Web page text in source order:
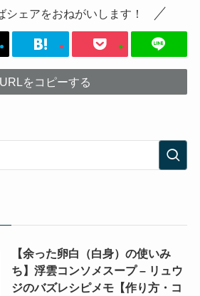
シェアをおねがいします！
URLをコピーする
【余った卵白（白身）の使いみ
ち】浮雲コンソメスープ – リュウ
ジのバズレシピメモ【作り方・コ